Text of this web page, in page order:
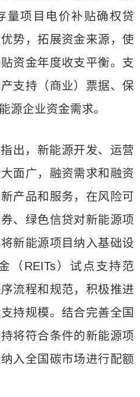
量项目电价补贴确权贷
势，拓展资金来源，使
资金年度收支平衡。支
支持（商业）票据、保
源企业资金需求。
出，新能源开发、运营
面广，融资需求和融资
产品和服务，在风险可
、绿色信贷对新能源项
新能源项目纳入基础设
（REITs）试点支持范
流程和规范，积极推进
持规模。结合完善全国
将符合条件的新能源项
入全国碳市场进行配额